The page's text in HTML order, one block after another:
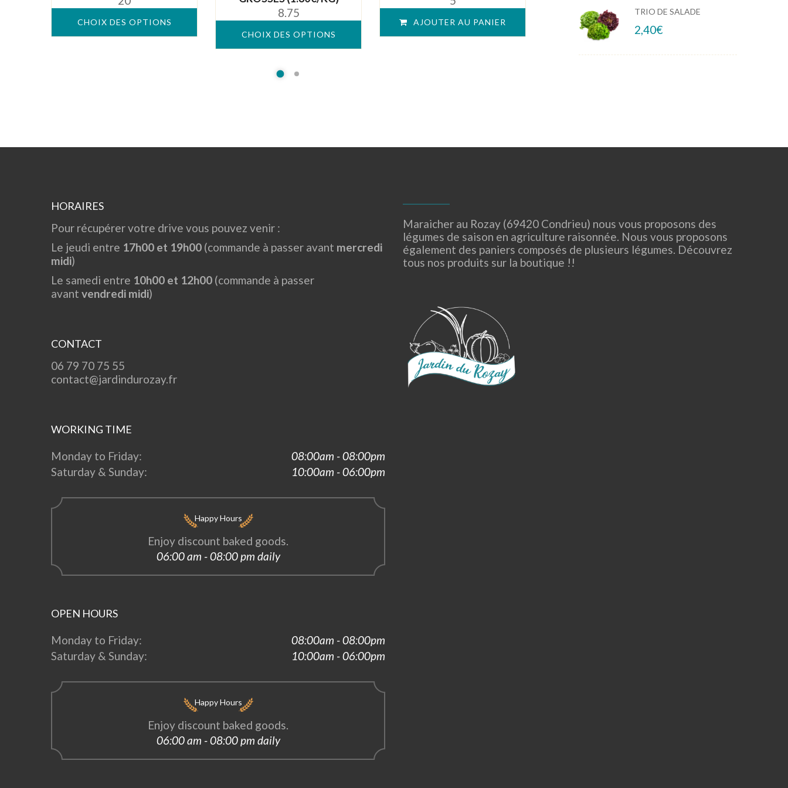
CHOIX DES OPTIONS
8.75
CHOIX DES OPTIONS
AJOUTER AU PANIER CHOIX DES OPTIONS
TRIO DE SALADE
2,40€
HORAIRES
Pour récupérer votre drive vous pouvez venir :
Le jeudi entre 17h00 et 19h00 (commande à passer avant mercredi
midi)
Le samedi entre 10h00 et 12h00 (commande à passer
avant vendredi midi)
CONTACT
06 79 70 75 55
contact@jardindurozay.fr
WORKING TIME
Monday to Friday:
08:00am - 08:00pm
Saturday & Sunday:
10:00am - 06:00pm
Happy Hours
Enjoy discount baked goods.
06:00 am - 08:00 pm daily
OPEN HOURS
Monday to Friday:
08:00am - 08:00pm
Saturday & Sunday:
10:00am - 06:00pm
Happy Hours
Enjoy discount baked goods.
06:00 am - 08:00 pm daily
Maraicher au Rozay (69420 Condrieu) nous vous proposons des
légumes de saison en agriculture raisonnée. Nous vous proposons
également des paniers composés de plusieurs légumes. Découvrez
tous nos produits sur la boutique !!